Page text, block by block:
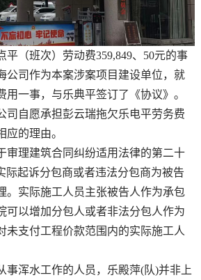
（班次）劳动费359,849、50元的事
公司作为本案涉案项目建设单位，就
用一事，与乐典平签订了《协议》。
司自愿承担彭云瑞拖欠乐电平劳务费
应的理由。
理建筑合同纠纷适用法律的第二十
际起诉分包商或者违法分包商为被告
。实际施工人员主张被告人作为承包
可以增加分包人或者非法分包人作为
未支付工程价款范围内的实际施工人
浑水工作的人员，乐殿萍(队)并非上